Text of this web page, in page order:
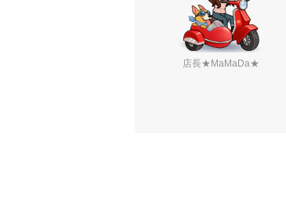
店長★MaMaDa★